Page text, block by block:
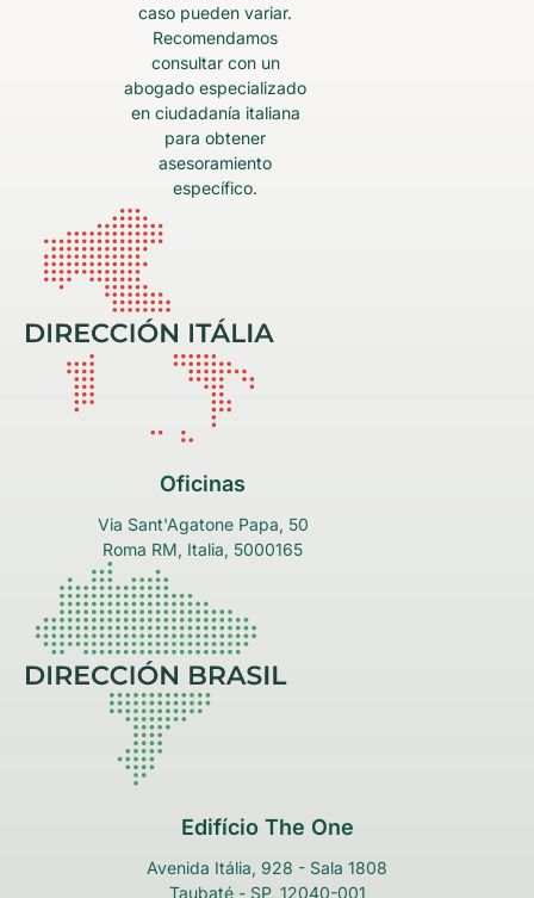
caso pueden variar.
Recomendamos
consultar con un
abogado especializado
en ciudadanía italiana
para obtener
asesoramiento
específico.
Oficinas
Via Sant'Agatone Papa, 50
Roma RM, Italia, 5000165
Edifício The One
Avenida Itália, 928 - Sala 1808
Taubaté - SP, 12040-001